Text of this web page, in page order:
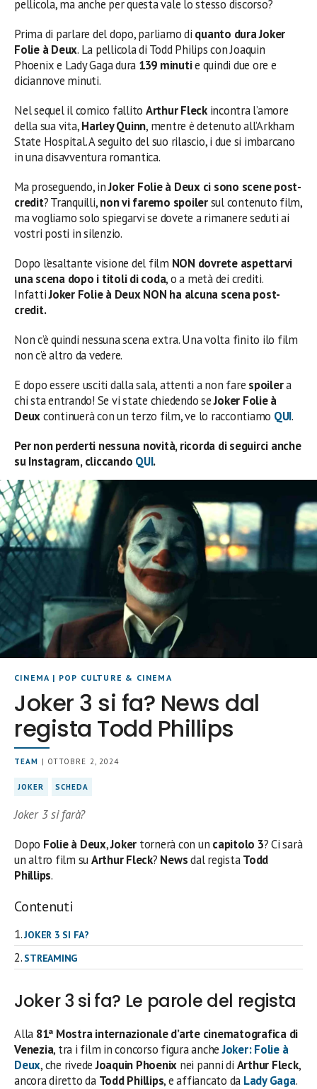
pellicola, ma anche per questa vale lo stesso discorso?
Prima di parlare del dopo, parliamo di quanto duraJoker
Folie à Deux. La pellicola di Todd Philips con Joaquin
Phoenix e Lady Gaga dura 139 minutie quindi due ore e
diciannove minuti.
Nel sequel il comico fallito Arthur Fleckincontra l’amore
della sua vita,Harley Quinn, mentre è detenuto all’Arkham
State Hospital. A seguito del suo rilascio, i due si imbarcano
in una disavventura romantica.
Ma proseguendo, inJoker Folie à Deux ci sono scene post-
credit? Tranquilli,non vi faremo spoilersul contenuto film,
ma vogliamo solo spiegarvi se dovete a rimanere seduti ai
vostri posti in silenzio.
Dopo l’esaltante visione del film NON dovrete aspettarvi
una scena dopo i titoli di coda, o a metà dei crediti.
InfattiJoker Folie à Deux NON ha alcuna scena post-
credit.
Non c’è quindi nessuna scena extra. Una volta finito ilo film
non c’è altro da vedere.
E dopo essere usciti dalla sala, attenti a non fare spoilera
chi sta entrando! Se vi state chiedendo seJoker Folie à
Deuxcontinuerà con un terzo film, ve lo raccontiamo QUI.
Per non perderti nessuna novità, ricorda di seguirci anche
su Instagram, cliccando QUI.
CINEMA | POP CULTURE & CINEMA
Joker 3 si fa? News dal
regista Todd Phillips
TEAM | OTTOBRE 2, 2024
JOKER SCHEDA
Joker 3 si farà?
Dopo Folie à Deux,Joker tornerà con un capitolo 3? Ci sarà
un altro film suArthur Fleck? Newsdal registaTodd
Phillips.
Contenuti
JOKER 3 SI FA?
STREAMING
Joker 3 si fa? Le parole del regista
Alla 81ª Mostra internazionale d’arte cinematografica di
Venezia, tra i film in concorso figura ancheJoker: Folie à
Deux, che rivedeJoaquin Phoenix nei panni di Arthur Fleck,
ancora diretto da Todd Phillips, e affiancato da Lady Gaga.